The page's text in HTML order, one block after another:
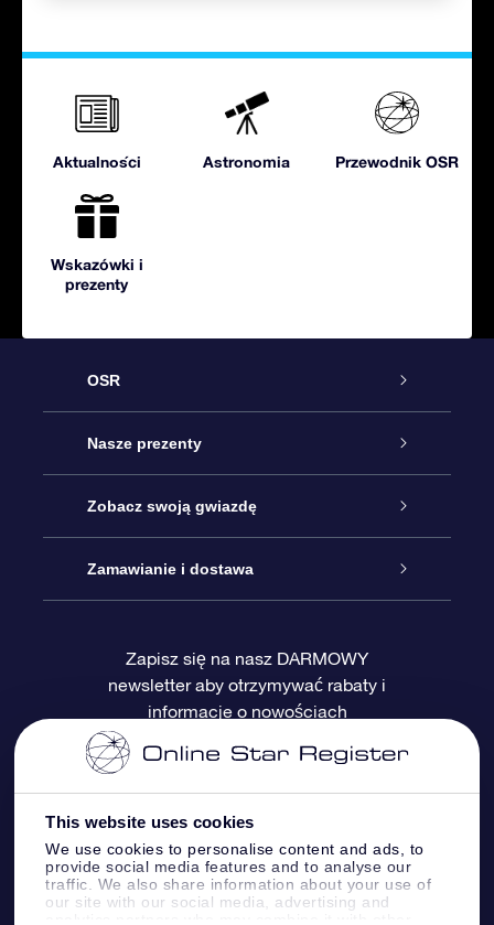
This website uses cookies
We use cookies to personalise content and ads, to
provide social media features and to analyse our
traffic. We also share information about your use of
our site with our social media, advertising and
Aktualności Astronomia Przewodnik OSR
Wskazówki i
prezenty
OSR
Obsługa
Kontakt
Blog
Recenzje
Nasze prezenty
Podarunek Gwiazda Online
Pakiet Podarunkowy OSR
Karta podarunkowa OSR
Prezenty firmowe
Zobacz swoją gwiazdę
Rejestr Gwiazd
Sprsonalizowana Strona Gwiazdy
One Million Stars
Gwieździsty Wygaszacz Ekranu OSR
Aplikacja VR „Fly me to the stars”
Zamawianie i dostawa
Metody płatności
Dostawa
Polityka zwrotów
Gwiazdozbiorach
Zapisz się na nasz DARMOWY
newsletter aby otrzymywać rabaty i
informacje o nowościach